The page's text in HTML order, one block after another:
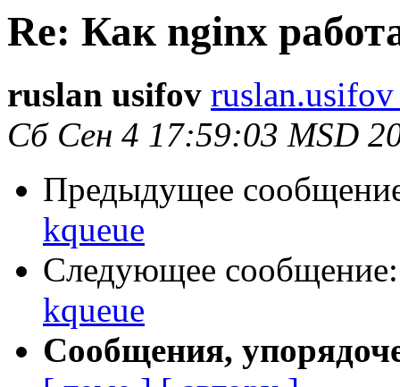
Re: Как nginx
ruslan usifov
Сб Сен 4 17:59:03 MSD
Предыдущее
kqueue
Следующее
kqueue
Сообщения,